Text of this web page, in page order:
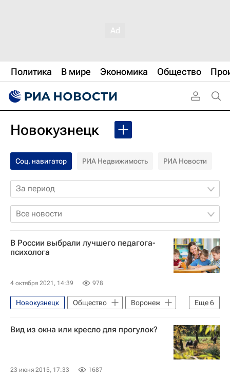
Политика В мире Экономика Общество
Новокузнецк
Соц. навигатор РИА Недвижимость РИА Новости
За период
Все новости
В России выбрали лучшего педагога-
психолога
4 октября 2021, 14:39 978
Еще6
Новокузнецк Общество
Воронеж
Виталий Рубцов
СН_Образование
Социальный навигатор
Россия
Праздники
Вид из окна или кресло для прогулок?
23 июня 2015, 17:33 1687